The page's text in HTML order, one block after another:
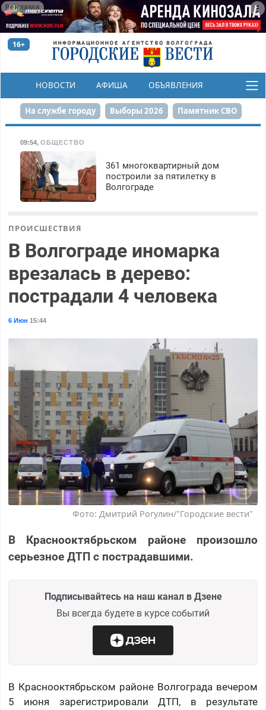
Реклама
16+
НОВОСТИ АФИША ОБЪЯВЛЕНИЯ
КОНКУРСЫ
На службе городу Выборы 2026 Памятник СВО
Набережная День Победы Реконструкция ЦПКиО
80-летие Победы Парк Героев-летчиков
09:54, ОБЩЕСТВО
361 многоквартирный дом
построили за пятилетку в
Волгограде
ПРОИСШЕСТВИЯ
В Волгограде иномарка
врезалась в дерево:
пострадали 4 человека
6 Июн 15:44
Фото: Дмитрий Рогулин/"Городские вести"
В Краснооктябрьском районе произошло
серьезное ДТП с пострадавшими.
Подписывайтесь на наш канал в Дзене
Вы всегда будете в курсе событий
В Краснооктябрьском районе Волгограда вечером
5 июня зарегистрировали ДТП, в результате